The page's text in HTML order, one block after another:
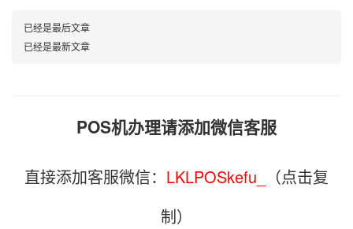
已经是最后文章
已经是最新文章
POS机办理请添加微信客服
直接添加客服微信： LKLPOSkefu_
（点击复
制）